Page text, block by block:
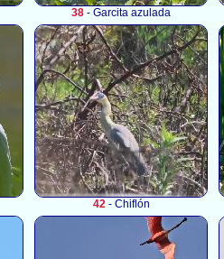
38 - Garcita azulada
42- Chiflón